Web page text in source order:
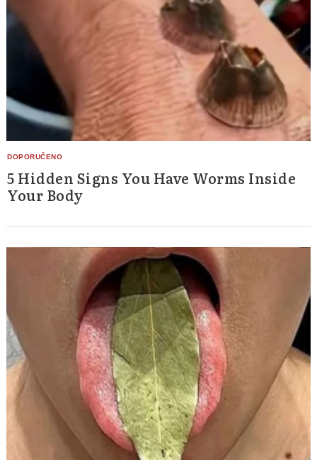
5 Hidden Signs You Have Worms Inside
Your Body